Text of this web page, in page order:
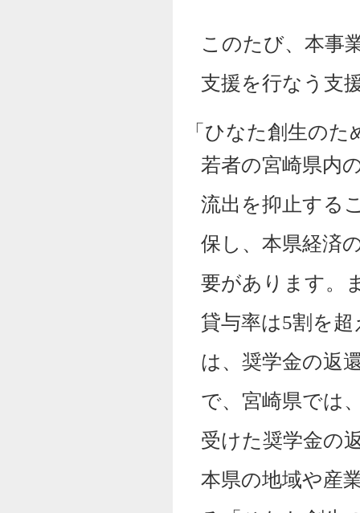
このたび、本事
支援を行なう支
「ひなた創生の
若者の宮崎県内
流出を抑止する
保し、本県経済
要があります。
貸与率は5割を
は、奨学金の返
で、宮崎県では
受けた奨学金の
本県の地域や産